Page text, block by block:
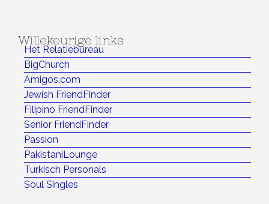
Willekeurige links
Het Relatiebureau
BigChurch
Amigos.com
Jewish FriendFinder
Filipino FriendFinder
Senior FriendFinder
Passion
PakistaniLounge
Turkisch Personals
Soul Singles